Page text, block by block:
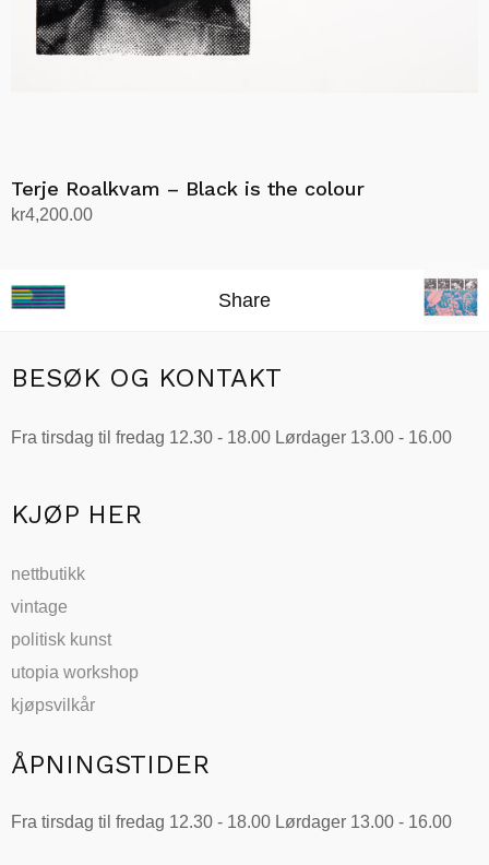
Terje Roalkvam – Black is the colour
kr4,200.00
Share
BESØK OG KONTAKT
Fra tirsdag til fredag 12.30 - 18.00 Lørdager 13.00 - 16.00
KJØP HER
nettbutikk
vintage
politisk kunst
utopia workshop
kjøpsvilkår
ÅPNINGSTIDER
Fra tirsdag til fredag 12.30 - 18.00 Lørdager 13.00 - 16.00